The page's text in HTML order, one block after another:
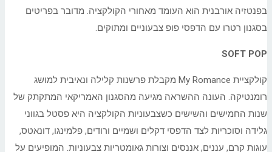
בפנטזיה אורבנית הוא העומד מאחורי הקולקציה. מדובר בפריטים
בסגנון רטרו עם הדפסי פופ צבעוניים ומתוקים.
SOFT POP
קולקציית My Romance מקבלת פרשנות קלילה ונאיבית למושג
רומנטיקה. העונה ההשראה מגיעה מהסגנון האמריקאי המתקתק של
שנות החמישים והשישים כשצבעוניות הקולקציה היא פסטל בגווני
גלידה וסוכריות לצד הדפסי דקלים ושמיים ורודים, פלמינגו, דונאטס,
עוגות קרם, עננים, אננסים וצורות גאומטריות צבעוניות. המופיעים על